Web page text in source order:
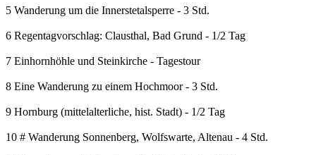
5 Wanderung um die Innerstetalsperre - 3 Std.
6 Regentagvorschlag: Clausthal, Bad Grund - 1/2 Tag
7 Einhornhöhle und Steinkirche - Tagestour
8 Eine Wanderung zu einem Hochmoor - 3 Std.
9 Hornburg (mittelalterliche, hist. Stadt) - 1/2 Tag
10 # Wanderung Sonnenberg, Wolfswarte, Altenau - 4 Std.